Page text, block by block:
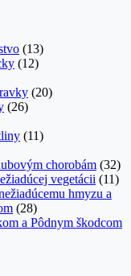
(13)
(12)
(20)
(26)
(11)
chorobám (32)
vegetácii (11)
hmyzu a
(28)
a Pôdnym škodcom